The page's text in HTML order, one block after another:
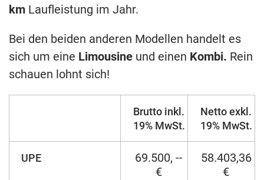
km Laufleistung im Jahr.
Bei den beiden anderen Modellen handelt es
sich um eine Limousine und einen Kombi. Rein
schauen lohnt sich!
Brutto inkl.
19% MwSt.
Netto exkl.
19% MwSt.
UPE
69.500, --
€
58.403,36
€